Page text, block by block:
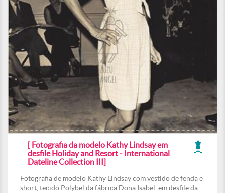
[ Fotografia da modelo Kathy Lindsay em
desfile Holiday and Resort - International
Dateline Collection III]
Fotografia de modelo Kathy Lindsay com vestido de fenda e
short, tecido Polybel da fábrica Dona Isabel, em desfile da